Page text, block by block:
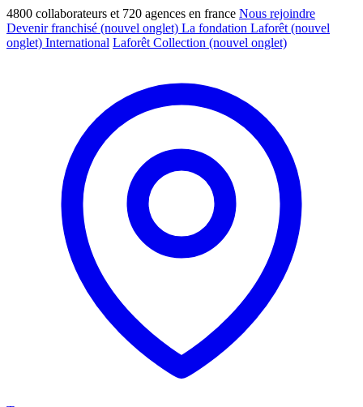
4800 collaborateurs et 720 agences en france Nous rejoindre
Devenir franchisé (nouvel onglet) La fondation Laforêt (nouvel
onglet) International Laforêt Collection (nouvel onglet)